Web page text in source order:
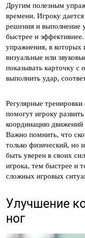
Другим полезным
времени. Игроку
решения и выполнение
быстрее и
упражнения, в которых
визуальные или
показывать карточку
выполнить удар,
Регулярные
помогут игроку
координацию движений
Важно помнить, что
только физический, но
быть уверен в своих
игрока, тем быстрее и
сложных игровых
Улучшение
ног